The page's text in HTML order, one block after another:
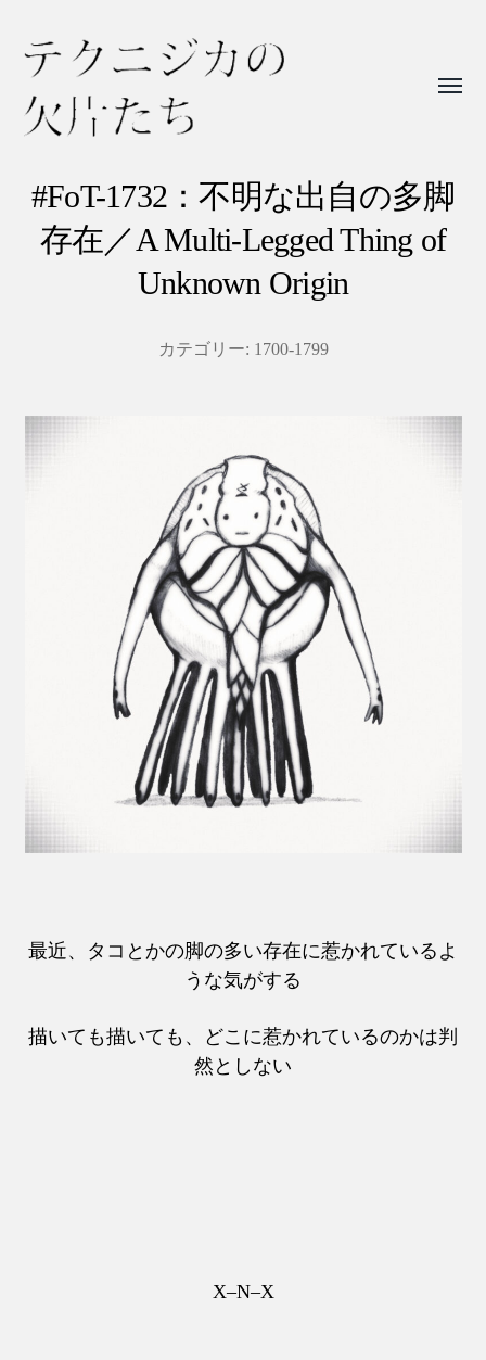
ク
ニ
ジ
た
#FoT-1732：不明な出自の多脚
存在／A Multi-Legged Thing of
Unknown Origin
カテゴリー: 1700-1799
最近、タコとかの脚の多い存在に惹かれているよ
うな気がする
描いても描いても、どこに惹かれているのかは判
然としない
X–N–X